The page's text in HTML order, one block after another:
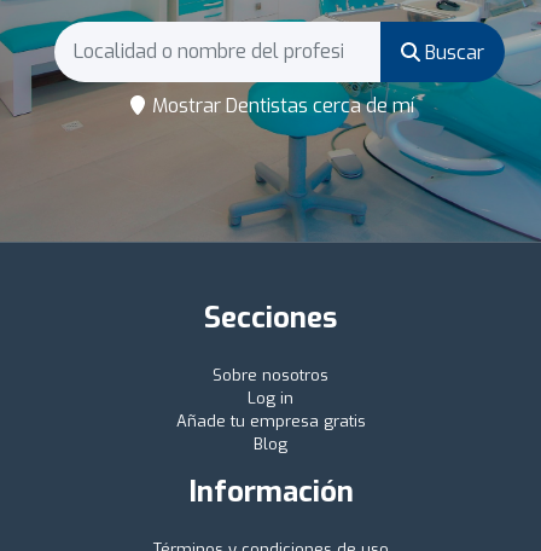
Buscar
Mostrar Dentistas cerca de mí
Secciones
Sobre nosotros
Log in
Añade tu empresa gratis
Blog
Información